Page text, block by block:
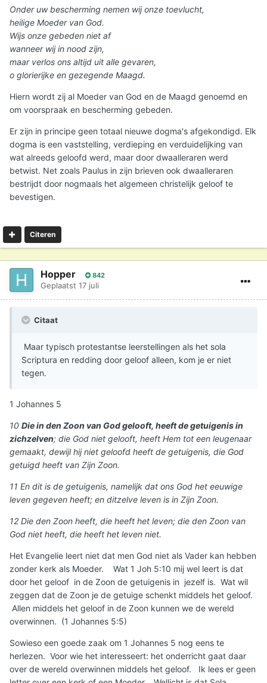
Onder uw bescherming nemen wij onze toevlucht,
heilige Moeder van God.
Wijs onze gebeden niet af
wanneer wij in nood zijn,
maar verlos ons altijd uit alle gevaren,
o glorierijke en gezegende Maagd.
Hiern wordt zij al Moeder van God en de Maagd genoemd en
om voorspraak en bescherming gebeden.
Er zijn in principe geen totaal nieuwe dogma's afgekondigd. Elk
dogma is een vaststelling, verdieping en verduidelijking van
wat alreeds geloofd werd, maar door dwaalleraren werd
betwist. Net zoals Paulus in zijn brieven ook dwaalleraren
bestrijdt door nogmaals het algemeen christelijk geloof te
bevestigen.
Citeren
Hopper 842
Geplaatst 17 juli
Citaat
Maar typisch protestantse leerstellingen als het sola
Scriptura en redding door geloof alleen, kom je er niet
tegen.
1 Johannes 5
10 Die in den Zoon van God gelooft, heeft de getuigenis in
zichzelven; die God niet gelooft, heeft Hem tot een leugenaar
gemaakt, dewijl hij niet geloofd heeft de getuigenis, die God
getuigd heeft van Zijn Zoon.
11 En dit is de getuigenis, namelijk dat ons God het eeuwige
leven gegeven heeft; en ditzelve leven is in Zijn Zoon.
12 Die den Zoon heeft, die heeft het leven; die den Zoon van
God niet heeft, die heeft het leven niet.
Het Evangelie leert niet dat men God niet als Vader kan hebben
zonder kerk als Moeder. Wat 1 Joh 5:10 mij wel leert is dat
door het geloof in de Zoon de getuigenis in jezelf is. Wat wil
zeggen dat de Zoon je de getuige schenkt middels het geloof.
Allen middels het geloof in de Zoon kunnen we de wereld
overwinnen. (1 Johannes 5:5)
Sowieso een goede zaak om 1 Johannes 5 nog eens te
herlezen. Voor wie het interesseert: het onderricht gaat daar
over de wereld overwinnen middels het geloof. Ik lees er geen